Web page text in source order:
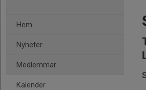
Hem
Nyheter
Medlemmar
Kalender